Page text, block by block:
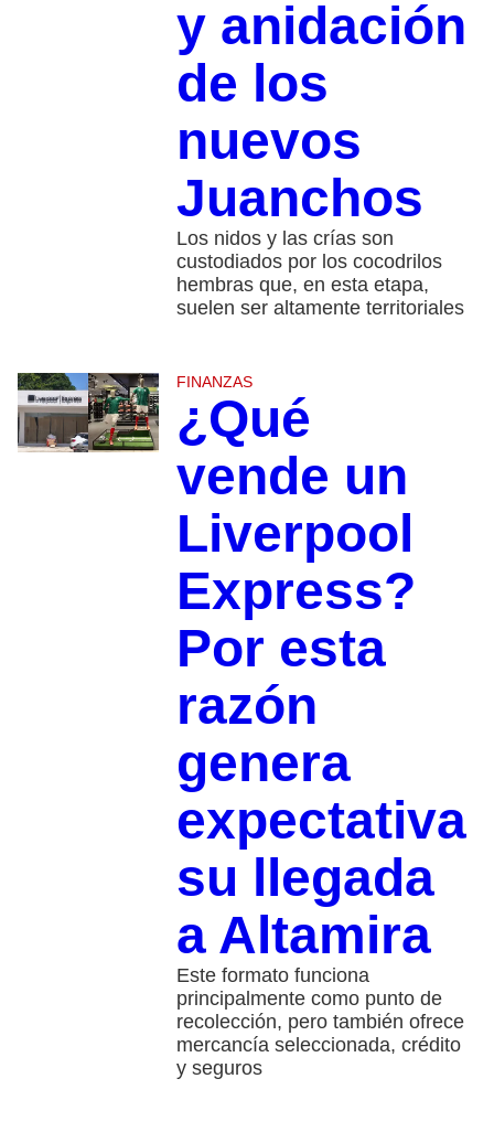
y anidación
de los
nuevos
Juanchos
Los nidos y las crías son
custodiados por los cocodrilos
hembras que, en esta etapa,
suelen ser altamente territoriales
FINANZAS
¿Qué
vende un
Liverpool
Express?
Por esta
razón
genera
expectativa
su llegada
a Altamira
Este formato funciona
principalmente como punto de
recolección, pero también ofrece
mercancía seleccionada, crédito
y seguros